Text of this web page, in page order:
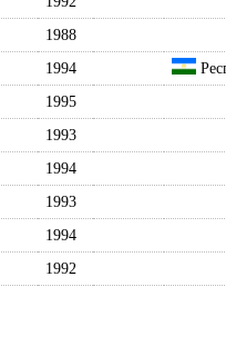
1988
1994
1995
1993
1994
1993
1994
1992